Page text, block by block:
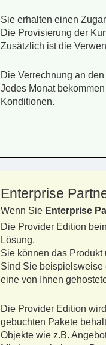
Sie erhalten einen
Die Provisierung der
Zusätzlich ist die
Die Verrechnung an
Jedes Monat
Konditionen.
Enterprise
Wenn Sie Enterprise
Die Provider Edition
Lösung.
Sie können das Produkt
Sind Sie beispielsweise
eine von Ihnen
Die Provider Edition
gebuchten Pakete
Objekte wie z.B.